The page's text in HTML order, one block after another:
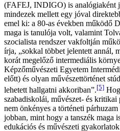
(FAFEJ, INDIGO) is analógiaként
mindezek mellett egy jóval
emel ki: a 80-as években működő
maga is tanulója volt, valamint
szocialista rendszer vakfoltján
írja, „sokkal többet jelentett annál,
korát megelőző intermediális
Képzőművészeti Egyetem
előtt) és olyan művészettörténet
lehetett hallgatni akkoriban”.[5]
szabadiskolái, művészet- és
nem önkényes a történeti
jobban, mint hogy a tanszék maga
edukációs és művészeti